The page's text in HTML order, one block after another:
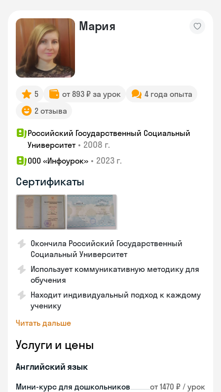
Мария
5 от 893 ₽ за урок
4 года опыта
2 отзыва
Российский Государственный Социальный
Университет • 2008 г.
ООО «Инфоурок» • 2023 г.
Сертификаты
Окончила Российский Государственный
Социальный Университет
Использует коммуникативную методику для
обучения
Находит индивидуальный подход к каждому
ученику
Читать дальше
Услуги и цены
Английский язык
Мини-курс для дошкольников от 1470 ₽ / урок